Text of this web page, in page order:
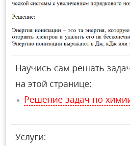
Научись сам решать
на этой странице:
Решение задач по
Услуги: